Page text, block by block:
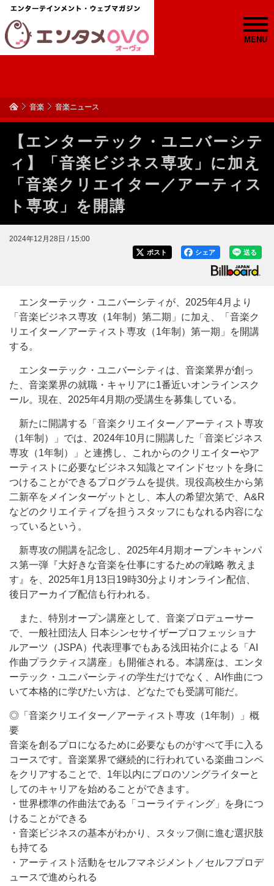
MENU
音楽 音楽ニュース
【エンターテック・ユニバーシテ
ィ】「音楽ビジネス専攻」に加え
「音楽クリエイター／アーティス
ト専攻」を開講
2024年12月28日 / 15:00
送る
シェア
ポスト
エンターテック・ユニバーシティが、2025年4月より
「音楽ビジネス専攻（1年制）第二期」に加え、「音楽ク
リエイター／アーティスト専攻（1年制）第一期」を開講
する。
エンターテック・ユニバーシティは、音楽業界が創っ
た、音楽業界の就職・キャリアに1番近いオンラインスク
ール。現在、2025年4月期の受講生を募集している。
新たに開講する「音楽クリエイター／アーティスト専攻
（1年制）」では、2024年10月に開講した「音楽ビジネス
専攻（1年制）」と連携し、これからのクリエイターやア
ーティストに必要なビジネス知識とマインドセットを身に
つけることができるプログラムを提供。現役高校生から第
二新卒をメインターゲットとし、本人の希望次第で、A&R
などのクリエイティブを担うスタッフにもなれる内容にな
っているという。
新専攻の開講を記念し、2025年4月期オープンキャンパ
ス第一弾『大好きな音楽を仕事にするための戦略 教えま
す』を、2025年1月13日19時30分よりオンライン配信、
後日アーカイブ配信も行われる。
また、特別オープン講座として、音楽プロデューサー
で、一般社団法人 日本シンセサイザープロフェッショナ
ルアーツ（JSPA）代表理事でもある浅田祐介による「AI
作曲プラクティス講座」も開催される。本講座は、エンタ
ーテック・ユニバーシティの学生だけでなく、AI作曲につ
いて本格的に学びたい方は、どなたでも受講可能だ。
◎「音楽クリエイター／アーティスト専攻（1年制）」概
要
音楽を創るプロになるために必要なものがすべて手に入る
コースです。音楽業界で継続的に行われている楽曲コンペ
をクリアすることで、1年以内にプロのソングライターと
してのキャリアを始めることができます。
・世界標準の作曲法である「コーライティング」を身につ
けることができる
・音楽ビジネスの基本がわかり、スタッフ側に進む選択肢
も持てる
・アーティスト活動をセルフマネジメント／セルフプロデ
ュースで進められる